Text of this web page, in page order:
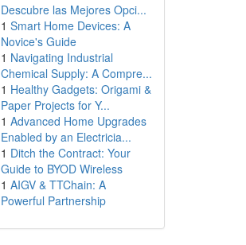
Descubre las Mejores Opci...
1 Smart Home Devices: A
Novice's Guide
1 Navigating Industrial
Chemical Supply: A Compre...
1 Healthy Gadgets: Origami &
Paper Projects for Y...
1 Advanced Home Upgrades
Enabled by an Electricia...
1 Ditch the Contract: Your
Guide to BYOD Wireless
1 AIGV & TTChain: A
Powerful Partnership